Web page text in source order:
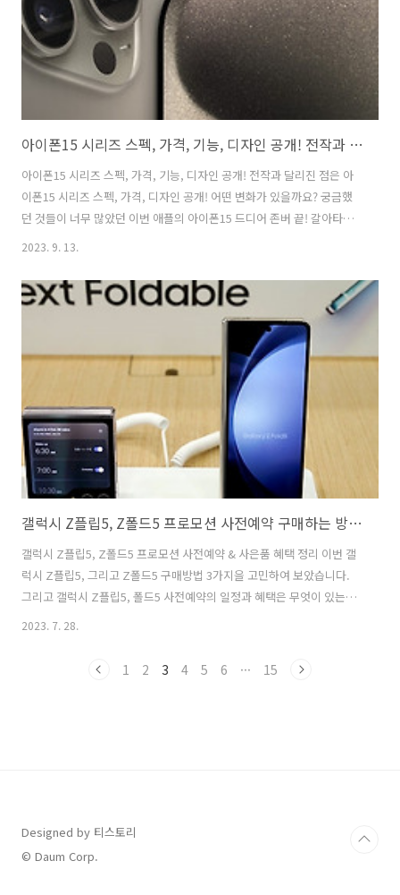
아이폰15 시리즈 스펙, 가격, 기능, 디자인 공개! 전작과 달리진 점은
아이폰15 시리즈 스펙, 가격, 기능, 디자인 공개! 전작과 달리진 점은 아
이폰15 시리즈 스펙, 가격, 디자인 공개! 어떤 변화가 있을까요? 궁금했
던 것들이 너무 많았던 이번 애플의 아이폰15 드디어 존버 끝! 갈아타기
시작인가요? 애플이 12일(현지시간)에 미국 캘리포니아주 쿠퍼티노에
최하며, 아이폰15 시리즈를 공개했습니다. 아이폰15 시리즈는 여전히
6.1인치형(15.4㎝) 기본 모델과 6.7인치형(17.0㎝) 플러스, 고급 모델인
6.1인치형 프로와 6.7인치형 프로맥스로 구성되어 있습니다. 이번 아이
폰15 시리즈는 지난해와 비슷한 가격 수준을 유지하며 출시됩니다.솔직
히 달라진게 없는데 가격을 올리면 욕먹을 거라서 그런..
2023. 9. 13.
갤럭시 Z플립5, Z폴드5 프로모션 사전예약 구매하는 방법(쿠팡, 자급제, 통신사 사전예약 사은품 혜택)
갤럭시 Z플립5, Z폴드5 프로모션 사전예약 & 사은품 혜택 정리 이번 갤
럭시 Z플립5, 그리고 Z폴드5 구매방법 3가지을 고민하여 보았습니다.
그리고 갤럭시 Z플립5, 폴드5 사전예약의 일정과 혜택은 무엇이 있는지
알아보려고 합니다. 개인적으로 3.4인치로 커버화면이 커져 사용성이 좋
두 마음에 듭니다. 기다려온 삼성전자의 신제품을 빨리 만나 보고 싶은데
2023. 7. 28.
1 2 3 4 5 6 ··· 15
Designed by 티스토리
© Daum Corp.